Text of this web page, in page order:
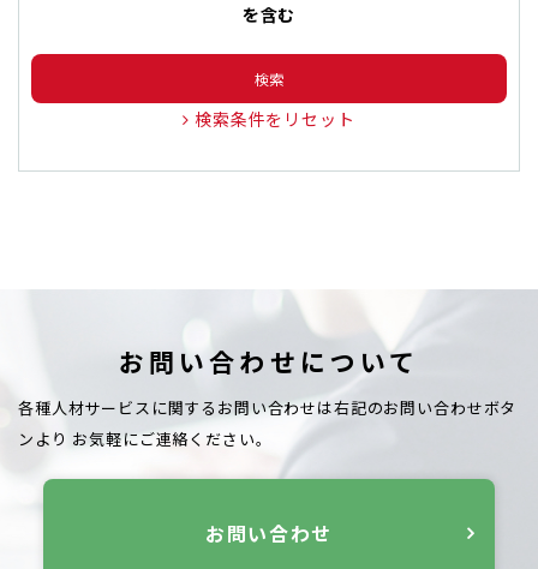
を含む
検索
検索条件をリセット
お問い合わせについて
各種人材サービスに関するお問い合わせは右記のお問い合わせボタ
ンより お気軽にご連絡ください。
お問い合わせ